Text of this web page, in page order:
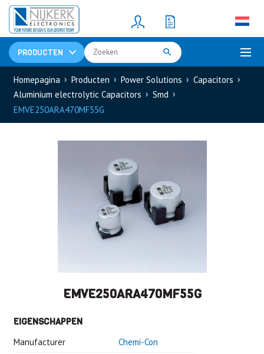
PRODUCTEN
Resistors(781)
Shunt Resistor
Homepagina Producten Power Solutions
Capacitors
Aluminium electrolytic Capacitors
Smd
EMVE250ARA470MF55G
EMVE250ARA470MF55G
EIGENSCHAPPEN
Manufacturer
Chemi-Con